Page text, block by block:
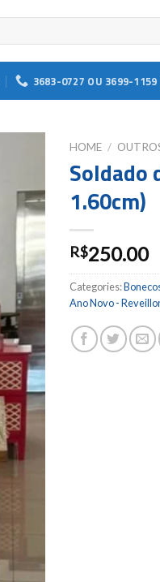
3683-0727 OU 3699-
Add to
wishlist
HOME /
Soldado
1.60cm)
R$250.00
Categories:
Ano Novo -